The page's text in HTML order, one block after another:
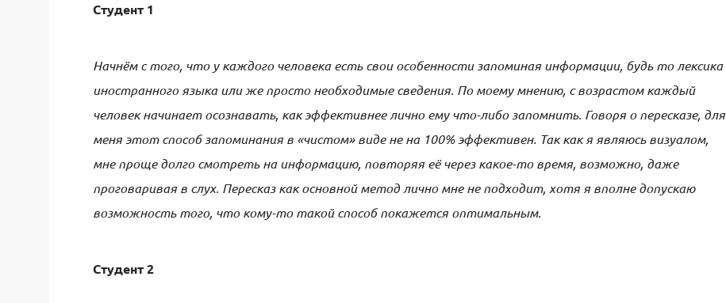
Студент 1
Начнём с того, что у каждого человека есть свои особенности запоминая информации, будь то лексика
иностранного языка или же просто необходимые сведения. По моему мнению, с возрастом каждый
человек начинает осознавать, как эффективнее лично ему что-либо запомнить. Говоря о пересказе, для
меня этот способ запоминания в «чистом» виде не на 100% эффективен. Так как я являюсь визуалом,
мне проще долго смотреть на информацию, повторяя её через какое-то время, возможно, даже
проговаривая в слух. Пересказ как основной метод лично мне не подходит, хотя я вполне допускаю
возможность того, что кому-то такой способ покажется оптимальным.
Студент 2